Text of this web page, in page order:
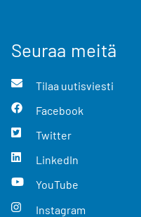
Seuraa meitä
Tilaa uutisviesti
Facebook
Twitter
LinkedIn
YouTube
Instagram